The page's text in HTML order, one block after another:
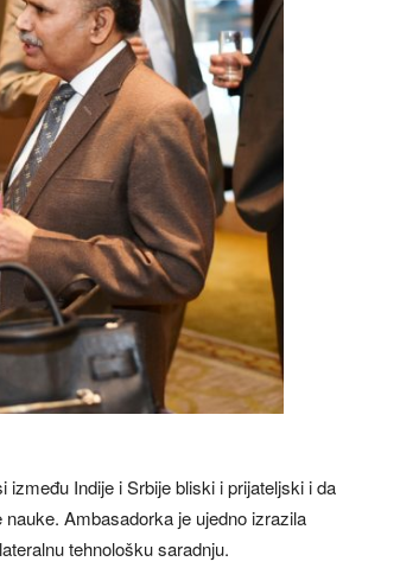
Indije i Srbije bliski i prijateljski i da
Ambasadorka je ujedno izrazila
tehnološku saradnju.